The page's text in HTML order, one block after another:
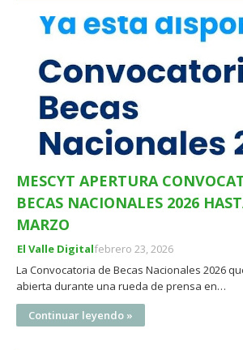
MESCYT APERTURA
BECAS NACIONALES 2026
MARZO
El Valle Digitalfebrero 23, 2026
La Convocatoria de Becas Nacionales 2026
abierta durante una rueda de prensa en…
Continuar leyendo »